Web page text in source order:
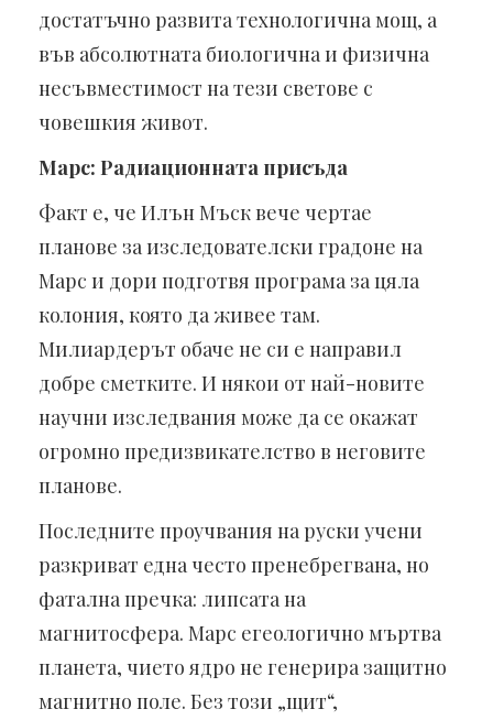
достатъчно развита технологична мощ, а
във абсолютната биологична и физична
несъвместимост на тези светове с
човешкия живот.
Марс: Радиационната присъда
Факт е, че Илън Мъск вече чертае
планове за изследователски градоне на
Марс и дори подготвя програма за цяла
колония, която да живее там.
Милиардерът обаче не си е направил
добре сметките. И някои от най-новите
научни изследвания може да се окажат
огромно предизвикателство в неговите
планове.
Последните проучвания на руски учени
разкриват една често пренебрегвана, но
фатална пречка: липсата на
магнитосфера. Марс егеологично мъртва
планета, чието ядро не генерира защитно
магнитно поле. Без този „щит“,